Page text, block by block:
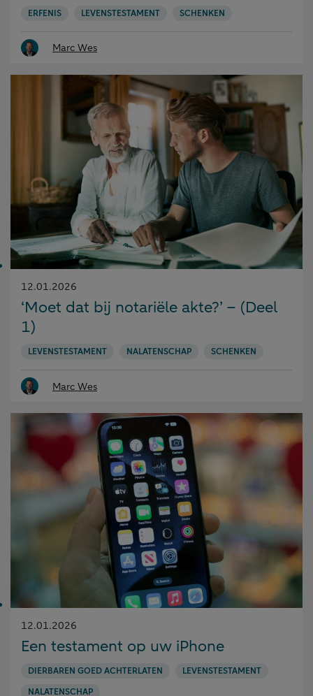
ERFENIS LEVENSTESTAMENT SCHENKEN
Marc Wes
Gepubliceerd
op:
12.01.2026
‘Moet dat bij notariële akte?’ – (Deel
1)
LEVENSTESTAMENT NALATENSCHAP SCHENKEN
Marc Wes
Gepubliceerd
op:
12.01.2026
Een testament op uw iPhone
DIERBAREN GOED ACHTERLATEN
LEVENSTESTAMENT
NALATENSCHAP